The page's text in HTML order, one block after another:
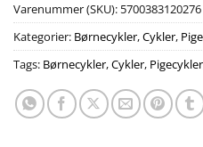
Varenummer (SKU): 5700383120276
Kategorier: Børnecykler,Cykler,
Tags: Børnecykler,Cykler, Pigecykler